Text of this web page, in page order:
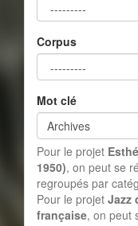
Corpus
Mot clé
Pour le projet
1950), on peut se
regroupés par
Pour le projet Jazz
française, on peut